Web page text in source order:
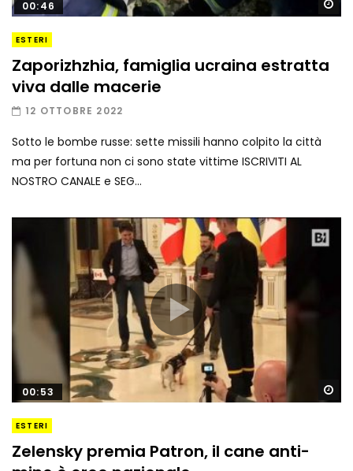
00:46
ESTERI
Zaporizhzhia, famiglia ucraina estratta
viva dalle macerie
12 OTTOBRE 2022
Sotto le bombe russe: sette missili hanno colpito la città
ma per fortuna non ci sono state vittime ISCRIVITI AL
NOSTRO CANALE e SEG...
00:53
ESTERI
Zelensky premia Patron, il cane anti-